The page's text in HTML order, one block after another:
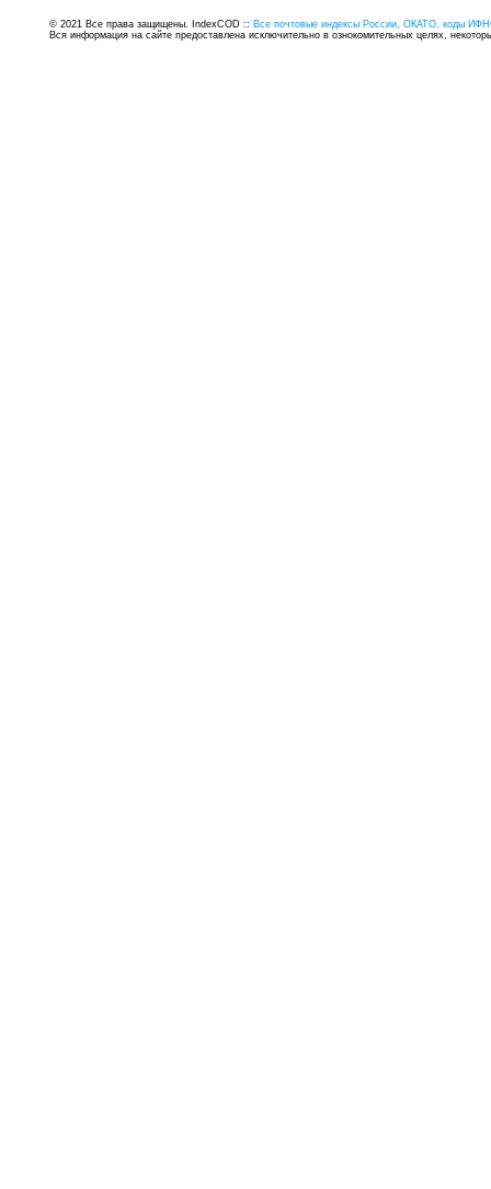
© 2021 Все права защищены. IndexCOD :: Все почтовые индексы России, ОКАТО, коды
Вся информация на сайте предоставлена исключительно в ознокомительных целях,